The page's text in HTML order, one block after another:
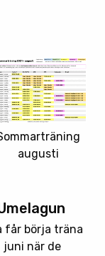
augusti
får börja träna
juni när de